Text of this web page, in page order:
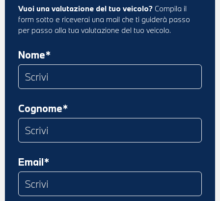
Vuoi una valutazione del tuo veicolo? Compila il
form sotto e riceverai una mail che ti guiderà passo
per passo alla tua valutazione del tuo veicolo.
Nome*
Cognome*
Email*